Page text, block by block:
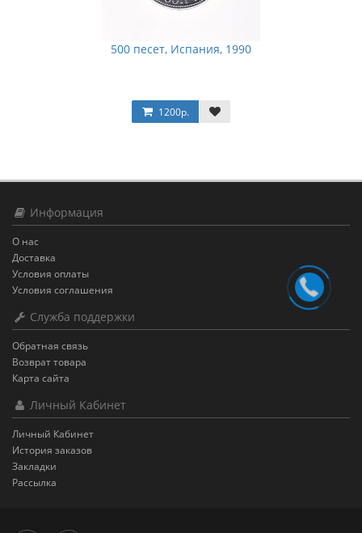
500 песет, Испания, 1990
1200р.
Информация
О нас
Доставка
Условия оплаты
Условия соглашения
Служба поддержки
Обратная связь
Возврат товара
Карта сайта
Личный Кабинет
Личный Кабинет
История заказов
Закладки
Рассылка